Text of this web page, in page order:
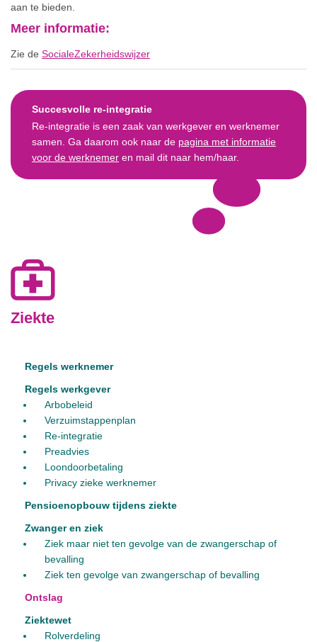
Ziekte
Regels werknemer
Regels werkgever
Arbobeleid
Verzuimstappenplan
Re-integratie
Preadvies
Loondoorbetaling
Privacy zieke werknemer
Pensioenopbouw tijdens ziekte
Zwanger en ziek
Ziek maar niet ten gevolge van de zwangerschap of
bevalling
Ziek ten gevolge van zwangerschap of bevalling
Ontslag
Ziektewet
Rolverdeling
aan te bieden.
Meer informatie:
Zie de SocialeZekerheidswijzer
Succesvolle re-integratie
Re-integratie is een zaak van werkgever en werknemer
samen. Ga daarom ook naar de pagina met informatie
voor de werknemer en mail dit naar hem/haar.